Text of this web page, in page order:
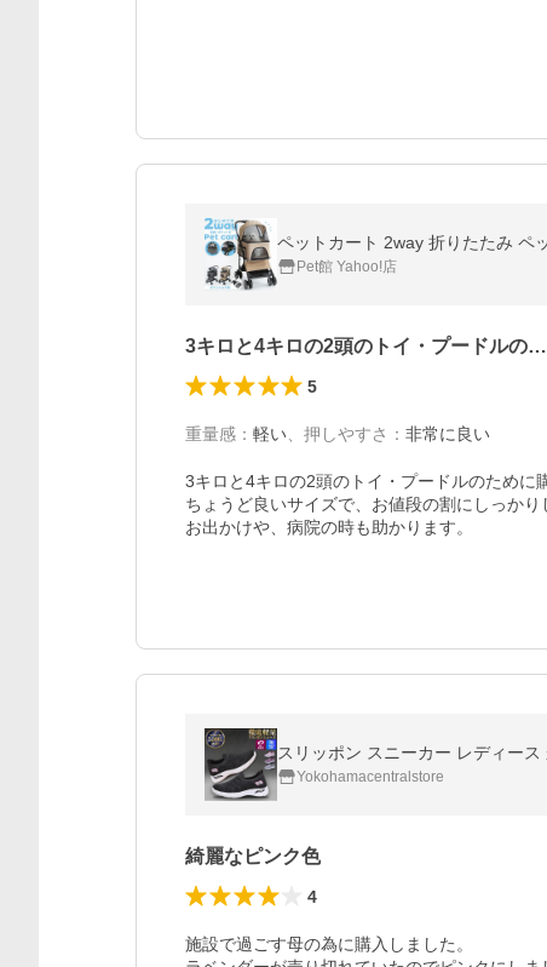
Pet館 Yahoo!店
3キロと4キロの2頭のトイ・プードルの…
5
重量感 ： 軽い 押しやすさ ： 非常に良い
3キロと4キロの2頭のトイ・プードルのために
ちょうど良いサイズで、お値段の割にしっかり
お出かけや、病院の時も助かります。
スリッポン スニーカー レディー
Yokohamacentralstore
綺麗なピンク色
4
施設で過ごす母の為に購入しました。